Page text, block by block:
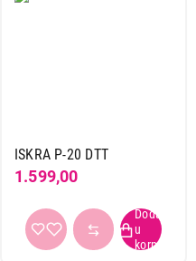
ISKRA P-20 DTT
1.599,00